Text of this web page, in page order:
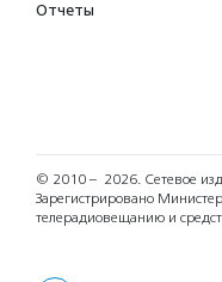
Отчеты
© 2010 – 2026. Сетевое
Зарегистрировано
телерадиовещанию и